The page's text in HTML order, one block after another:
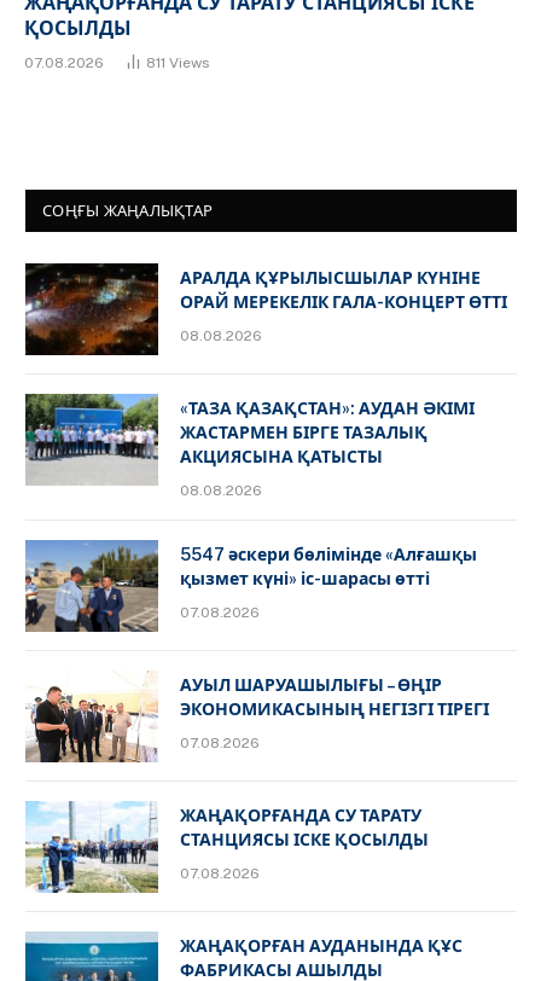
ҚОСЫЛДЫ
07.08.2026 811 Views
СОҢҒЫ ЖАҢАЛЫҚТАР
АРАЛДА ҚҰРЫЛЫСШЫЛАР КҮНІНЕ
ОРАЙ МЕРЕКЕЛІК ГАЛА-КОНЦЕРТ ӨТТІ
08.08.2026
«ТАЗА ҚАЗАҚСТАН»: АУДАН ӘКІМІ
ЖАСТАРМЕН БІРГЕ ТАЗАЛЫҚ
АКЦИЯСЫНА ҚАТЫСТЫ
08.08.2026
5547 әскери бөлімінде «Алғашқы
қызмет күні» іс-шарасы өтті
07.08.2026
АУЫЛ ШАРУАШЫЛЫҒЫ – ӨҢІР
ЭКОНОМИКАСЫНЫҢ НЕГІЗГІ ТІРЕГІ
07.08.2026
ЖАҢАҚОРҒАНДА СУ ТАРАТУ
СТАНЦИЯСЫ ІСКЕ ҚОСЫЛДЫ
07.08.2026
ЖАҢАҚОРҒАН АУДАНЫНДА ҚҰС
ФАБРИКАСЫ АШЫЛДЫ